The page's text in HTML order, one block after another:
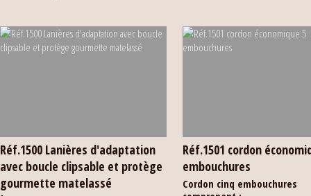
Réf.1500 Lanières d'adaptation
avec boucle clipsable et protège
gourmette matelassé
Réf.1501 cordon
embouchures
Cordon cinq embouchures